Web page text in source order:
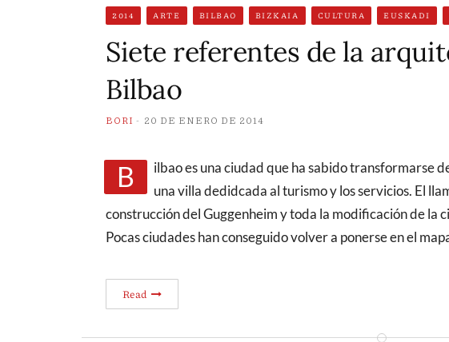
2014 ARTE BILBAO BIZKAIA CULTURA EUSKADI
Siete referentes de la
Bilbao
BORI 20 DE ENERO DE 2014
Bilbao es una ciudad que ha sabido transformarse desde una vetusta urbe industrial a
una villa dedidcada al turismo y los servicios. El
construcción del Guggenheim y toda la modificación de la
Pocas ciudades han conseguido volver a ponerse en el
Read